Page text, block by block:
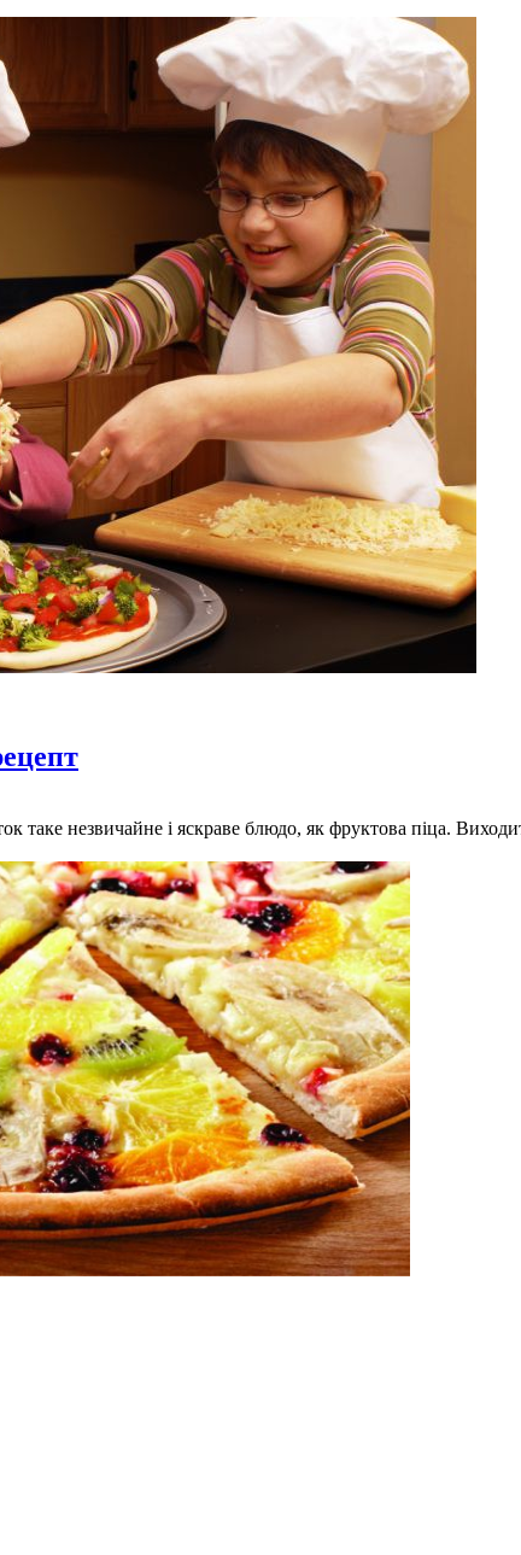
таке незвичайне і яскраве блюдо, як фруктова піца.